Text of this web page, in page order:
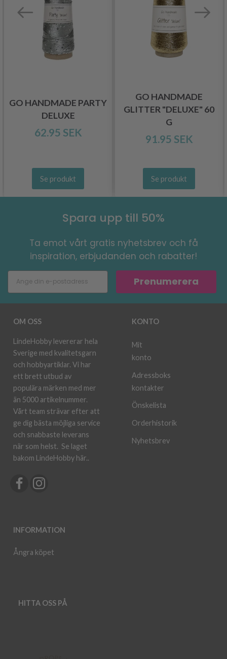
GO HANDMADE PARTY
DELUXE
62.95 SEK
Se produkt
GO HANDMADE
GLITTER "DELUXE" 60
G
91.95 SEK
Se produkt
Spara upp till 50%
Ta emot vårt gratis nyhetsbrev och få
inspiration, erbjudanden och rabatter!
Prenumerera
OM OSS
LindeHobby levererar hela
Sverige med kvalitetsgarn
och hobbyartiklar. Vi har
ett brett utbud av
populära märken med mer
än 5000 artikelnummer.
Vårt team strävar efter att
ge dig bästa möjliga service
och snabbaste leverans
när som helst. Se laget
bakom LindeHobby här..
INFORMATION
Ångra köpet
KONTO
Mit
konto
Adressboks
kontakter
Önskelista
Orderhistorik
Nyhetsbrev
HITTA OSS PÅ